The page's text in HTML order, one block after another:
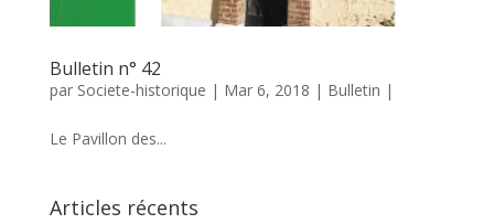
Bulletin n° 42
par Societe-historique | Mar 6, 2018 | Bulletin |
Le Pavillon des...
Articles récents